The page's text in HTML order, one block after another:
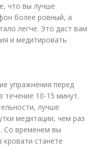
что вы лучше
более ровный, а
легче. Это даст вам
и медитировать
упражнения перед
течение 10-15 минут.
лучше
медитации, чем раз
Со временем вы
станете